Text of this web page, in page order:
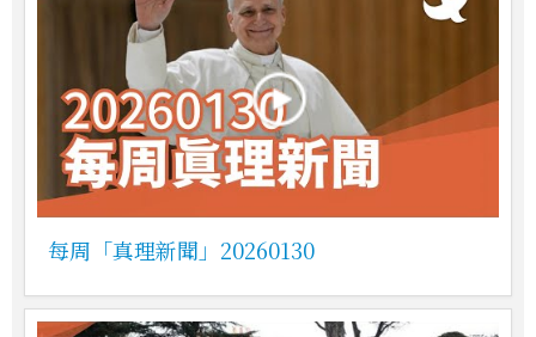
每周「真理新聞」20260130